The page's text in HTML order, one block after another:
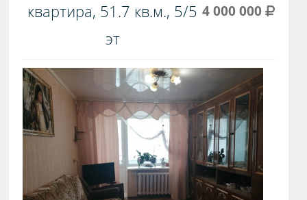
квартира, 51.7 кв.м., 5/5
эт
4 000 000